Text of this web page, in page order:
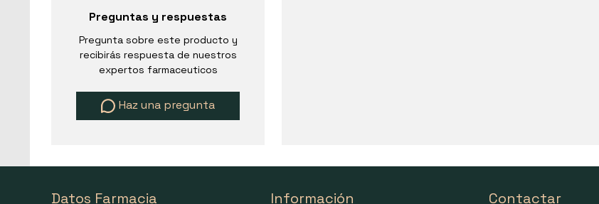
Preguntas y respuestas
Pregunta sobre este producto y
recibirás respuesta de nuestros
expertos farmaceuticos
Haz una pregunta
Datos Farmacia Información Contactar